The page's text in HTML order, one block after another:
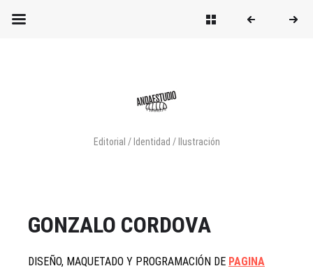
Editorial / Identidad / Ilustración
GONZALO CORDOVA
DISEÑO, MAQUETADO Y PROGRAMACIÓN DE PAGINA